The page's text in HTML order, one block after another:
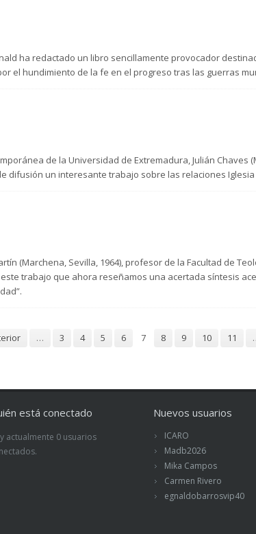
ha redactado un libro sencillamente provocador
el hundimiento de la fe en el progreso tras las guerras
de la Universidad de Extremadura, Julián Chaves
difusión un interesante trabajo sobre las relaciones Iglesia
(Marchena, Sevilla, 1964), profesor de la Facultad de
trabajo que ahora reseñamos una acertada síntesis
… 3 4 5 6 7 8 9 10 11
está conectado
actualmente 0 usuarios
Nuevos usuarios
ICARO
Madb2026
Mika Campos
Carmen Rivero
egnaldobarrosvip40